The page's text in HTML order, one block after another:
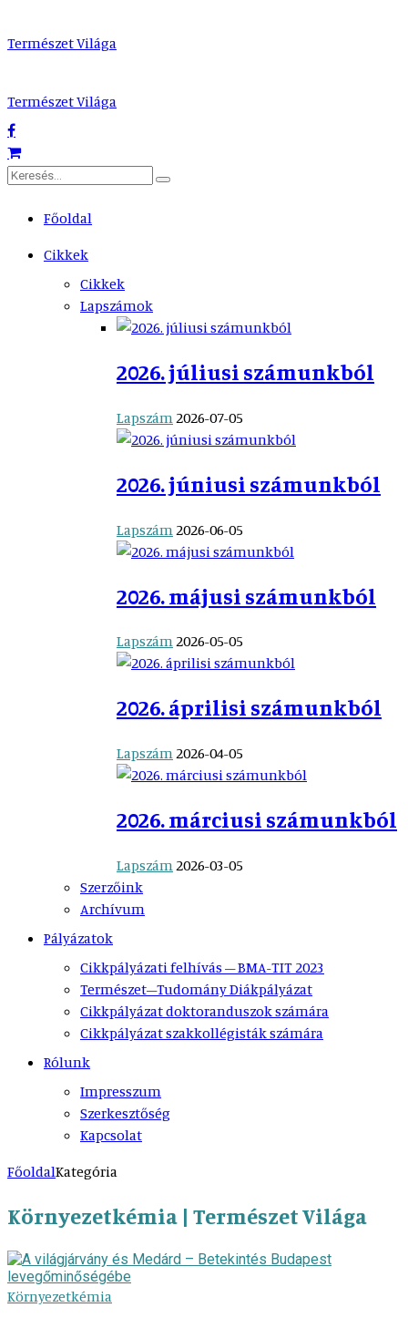
Természet Világa
Természet Világa
Főoldal
Cikkek
Cikkek
Lapszámok
2026. júliusi számunkból
Lapszám 2026-07-05
2026. júniusi számunkból
Lapszám 2026-06-05
2026. májusi számunkból
Lapszám2026-05-05
2026. áprilisi számunkból
Lapszám2026-04-05
2026. márciusi számunkból
Lapszám2026-03-05
Szerzőink
Archívum
Pályázatok
Cikkpályázati felhívás – BMA-TIT 2023
Természet–Tudomány Diákpályázat
Cikkpályázat doktoranduszok számára
Cikkpályázat szakkollégisták számára
Rólunk
Impresszum
Szerkesztőség
Kapcsolat
FőoldalKategória
Környezetkémia | Természet Világa
Környezetkémia